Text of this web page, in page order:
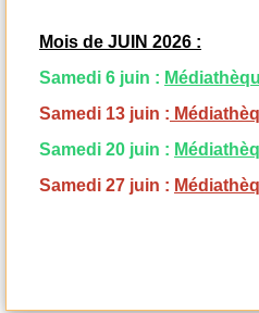
Mois de JUIN 2026 :
Samedi 6 juin :
Samedi 13 juin :
Samedi 20 juin :
Samedi 27 juin :